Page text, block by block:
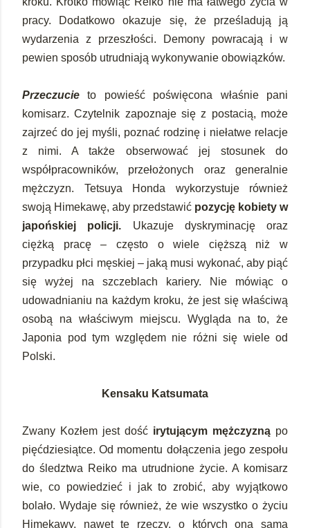
pracy. Dodatkowo okazuje się, że prześladują ją
wydarzenia z przeszłości. Demony powracają i w
pewien sposób utrudniają wykonywanie obowiązków.
Przeczucie to powieść poświęcona właśnie pani
komisarz. Czytelnik zapoznaje się z postacią, może
zajrzeć do jej myśli, poznać rodzinę i niełatwe relacje
z nimi. A także obserwować jej stosunek do
współpracowników, przełożonych oraz generalnie
mężczyzn. Tetsuya Honda wykorzystuje również
swoją Himekawę, aby przedstawić pozycję kobiety w
japońskiej policji. Ukazuje dyskryminację oraz
ciężką pracę – często o wiele cięższą niż w
przypadku płci męskiej – jaką musi wykonać, aby piąć
się wyżej na szczeblach kariery. Nie mówiąc o
udowadnianiu na każdym kroku, że jest się właściwą
osobą na właściwym miejscu. Wygląda na to, że
Japonia pod tym względem nie różni się wiele od
Polski.
Kensaku Katsumata
Zwany Kozłem jest dość irytującym mężczyzną po
pięćdziesiątce. Od momentu dołączenia jego zespołu
do śledztwa Reiko ma utrudnione życie. A komisarz
wie, co powiedzieć i jak to zrobić, aby wyjątkowo
bolało. Wydaje się również, że wie wszystko o życiu
Himekawy, nawet te rzeczy, o których ona sama